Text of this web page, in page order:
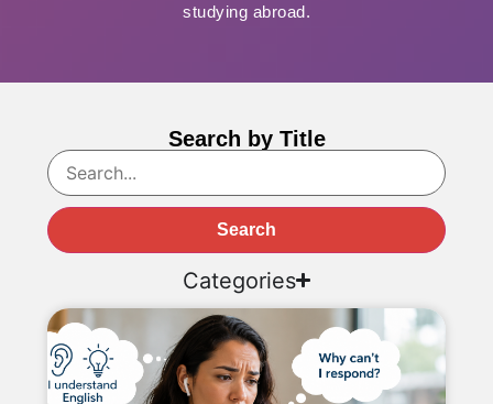
studying abroad.
Search by Title
Search
Categories